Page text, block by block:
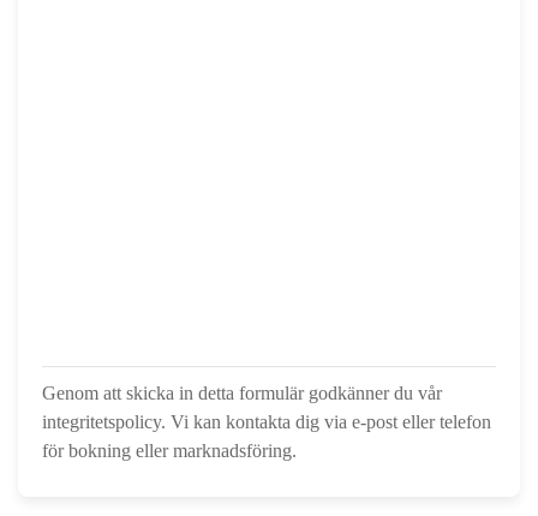
Genom att skicka in detta formulär godkänner du vår
integritetspolicy. Vi kan kontakta dig via e-post eller telefon
för bokning eller marknadsföring.